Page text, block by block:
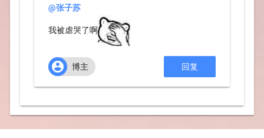
@张子苏
我被虐哭了啊
 博主 回复